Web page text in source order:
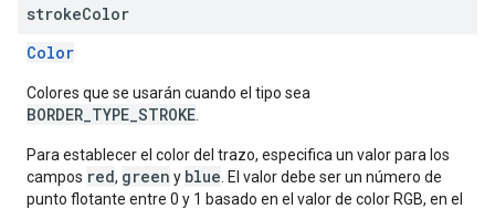
strokeColor
Color
Colores que se usarán cuando el tipo sea
BORDER_TYPE_STROKE
Para establecer el color del trazo, especifica un valor para los
campos red, green y blue . El valor debe ser un número de
punto flotante entre 0 y 1 basado en el valor de color RGB, en el